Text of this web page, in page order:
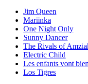
Jim Queen
Mariinka
One Night Only
Sunny Dancer
The Rivals of
Electric Child
Les enfants vont bien
Los Tigres